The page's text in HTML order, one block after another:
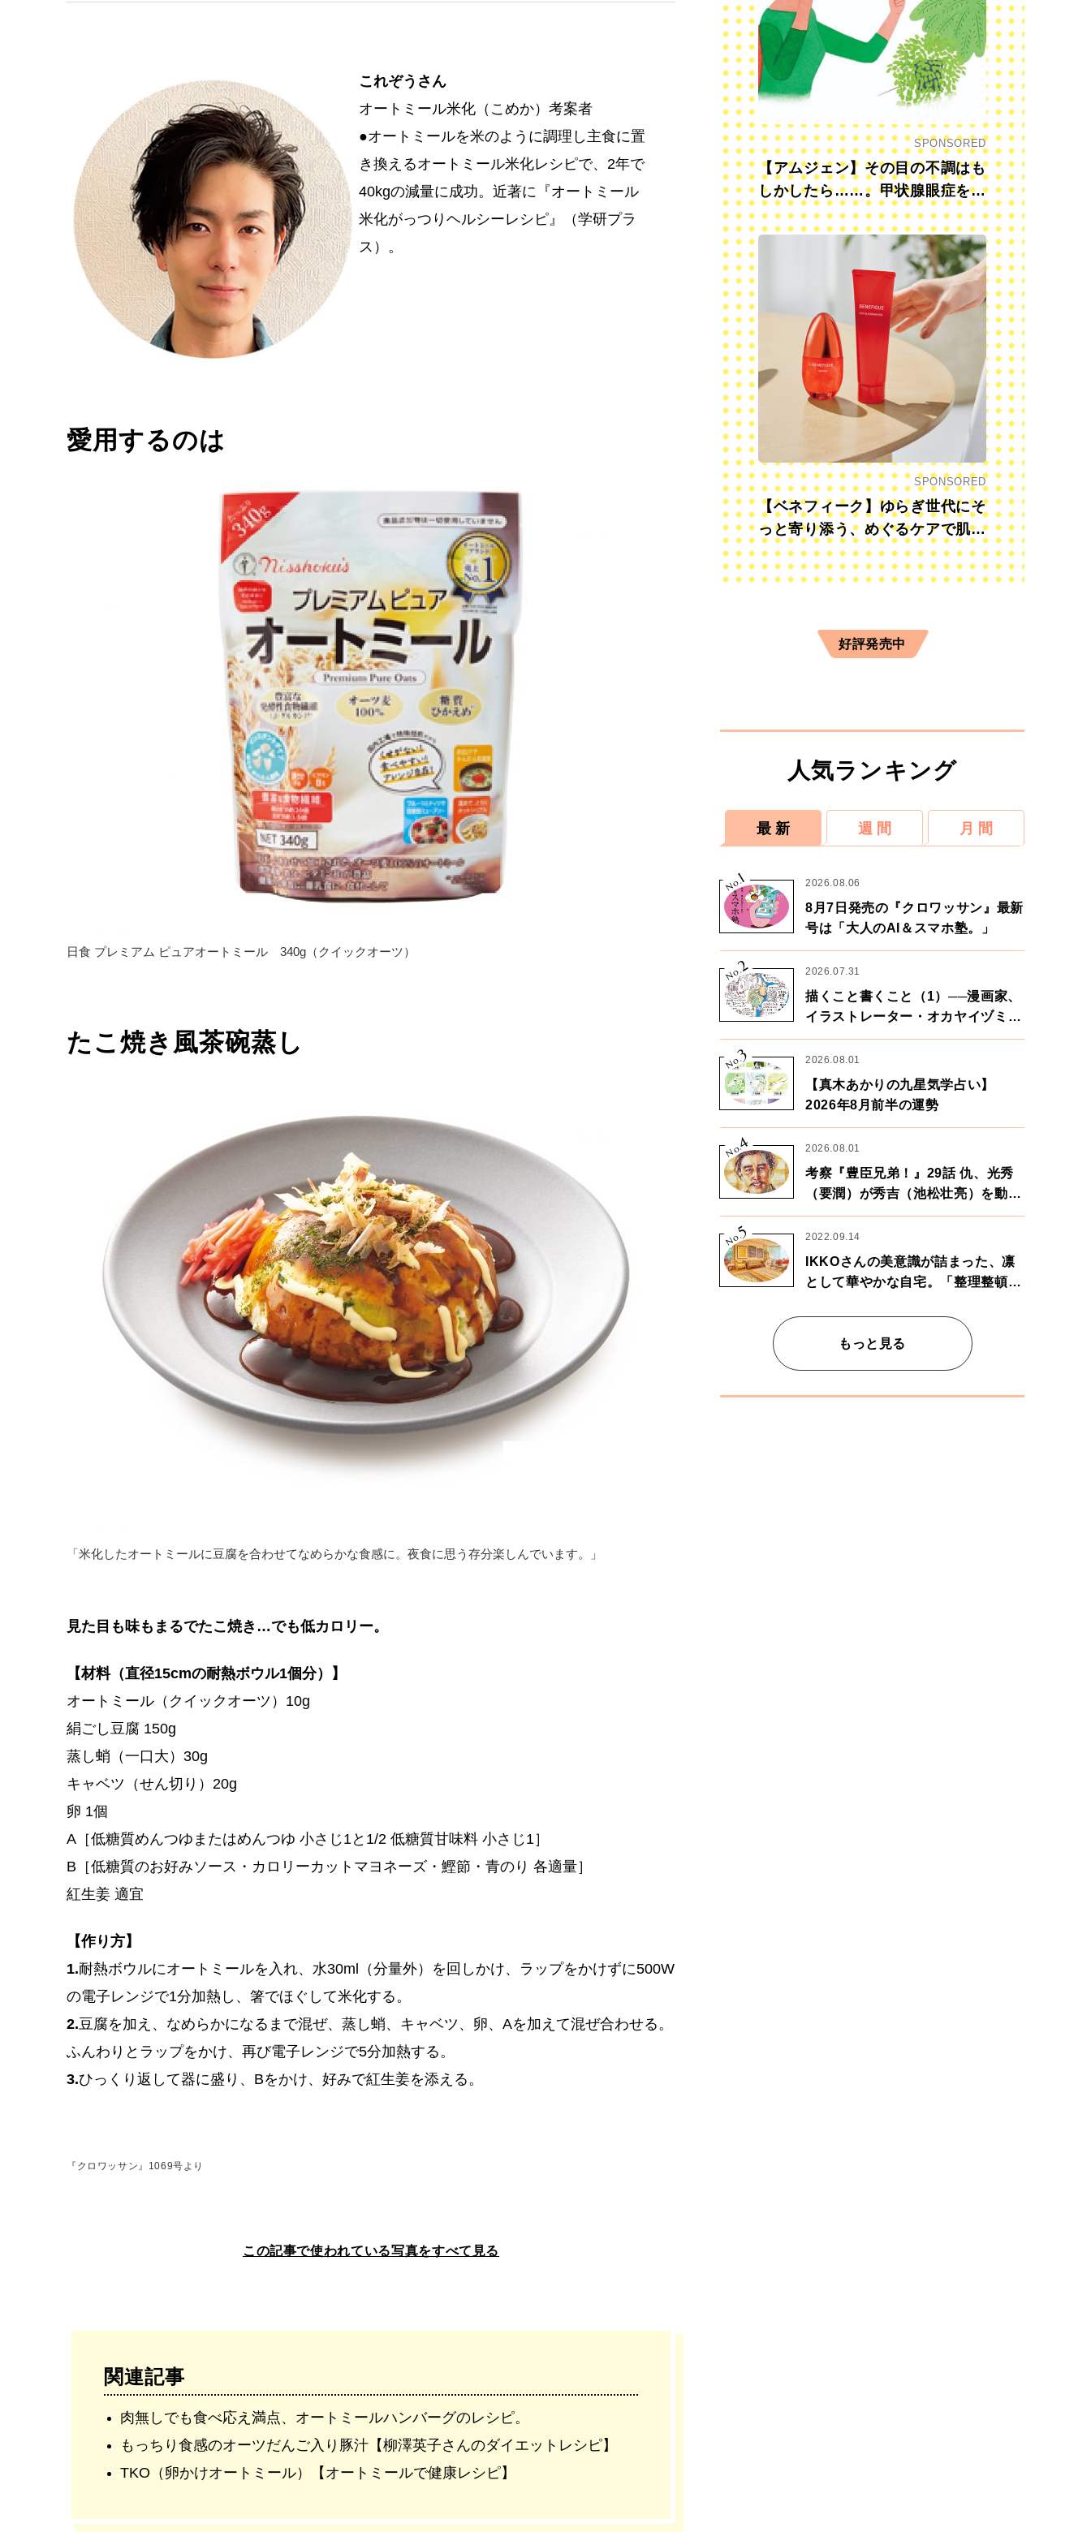
これぞうさん
オートミール米化（こめか）考案者
●オートミールを米のように調理し主食に置
き換えるオートミール米化レシピで、2年で
40kgの減量に成功。近著に『オートミール
米化がっつりヘルシーレシピ』（学研プラ
ス）。
愛用するのは
日食 プレミアム ピュアオートミール 340g（クイックオーツ）
たこ焼き風茶碗蒸し
「米化したオートミールに豆腐を合わせてなめらかな食感に。夜食に思う存分楽しんでいます。」
見た目も味もまるでたこ焼き…でも低カロリー。
【材料（直径15cmの耐熱ボウル1個分）】
オートミール（クイックオーツ）10g
絹ごし豆腐 150g
蒸し蛸（一口大）30g
キャベツ（せん切り）20g
卵 1個
A［低糖質めんつゆまたはめんつゆ 小さじ1と1/2 低糖質甘味料 小さじ1］
B［低糖質のお好みソース・カロリーカットマヨネーズ・鰹節・青のり 各適量］
紅生姜 適宜
【作り方】
1.耐熱ボウルにオートミールを入れ、水30ml（分量外）を回しかけ、ラップをかけずに500W
の電子レンジで1分加熱し、箸でほぐして米化する。
2.豆腐を加え、なめらかになるまで混ぜ、蒸し蛸、キャベツ、卵、Aを加えて混ぜ合わせる。
ふんわりとラップをかけ、再び電子レンジで5分加熱する。
3.ひっくり返して器に盛り、Bをかけ、好みで紅生姜を添える。
『クロワッサン』1069号より
この記事で使われている写真をすべて見る
関連記事
肉無しでも食べ応え満点、オートミールハンバーグのレシピ。
もっちり食感のオーツだんご入り豚汁【柳澤英子さんのダイエットレシピ】
TKO（卵かけオートミール）【オートミールで健康レシピ】
SPONSORED
【アムジェン】その目の不調はも
しかしたら……。甲状腺眼症を知
っていますか？
SPONSORED
【ベネフィーク】ゆらぎ世代にそ
っと寄り添う、めぐるケアで肌も
心も前向きに
好評発売中
人気ランキング
最 新 週 間 月 間
No.
1 2026.08.06
8月7日発売の『クロワッサン』最新
号は「大人のAI＆スマホ塾。」
No.2 2026.07.31
描くこと書くこと（1）──漫画家、
イラストレーター・オカヤイヅミさ
ん×漫画家・鶴谷香央理さん
No.
3 2026.08.01
【真木あかりの九星気学占い】
2026年8月前半の運勢
No.
4 2026.08.01
考察『豊臣兄弟！』29話 仇、光秀
（要潤）が秀吉（池松壮亮）を動か
す。天下に向けた兄弟の分岐点。
No.
5 2022.09.14
IKKOさんの美意識が詰まった、凛
として華やかな自宅。「整理整頓は
もっと見る